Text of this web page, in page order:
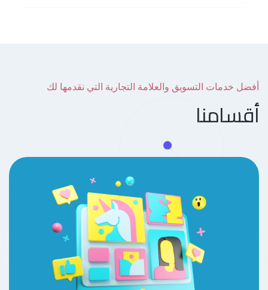
أفضل خدمات التسويق والعلامة التجارية التي نقدمها لك
أقسامنا